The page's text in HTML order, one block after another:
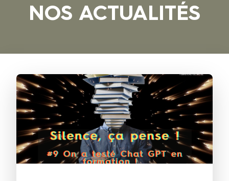
NOS ACTUALITÉS